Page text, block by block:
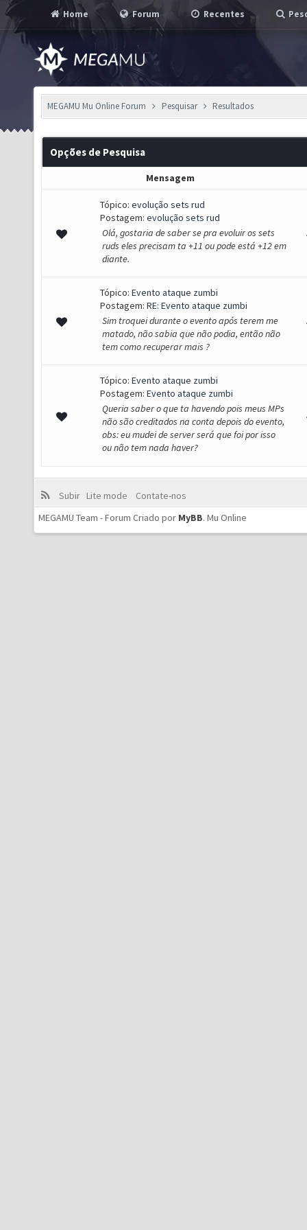
Home Forum Recentes
MEGAMU Mu Online Forum Pesquisar Resultados
Opções de Pesquisa
Mensagem
Tópico: evolução sets rud
Postagem: evolução sets rud
Olá, gostaria de saber se pra evoluir os sets
ruds eles precisam ta +11 ou pode está +12 em
diante.
Tópico: Evento ataque zumbi
Postagem: RE: Evento ataque zumbi
Sim troquei durante o evento após terem me
matado, não sabia que não podia, então não
tem como recuperar mais ?
Tópico: Evento ataque zumbi
Postagem: Evento ataque zumbi
Queria saber o que ta havendo pois meus MPs
não são creditados na conta depois do evento,
obs: eu mudei de server será que foi por isso
ou não tem nada haver?
Subir Lite mode
Contate-nos
MEGAMU Team - Forum Criado por MyBB. Mu Online